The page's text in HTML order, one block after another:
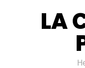
LA